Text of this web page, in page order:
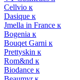
Cellvio к
Dasique к
Jmella in France к
Bogenia к
Bouqet Garni к
Prettyskin к
Rom&nd к
Biodance к